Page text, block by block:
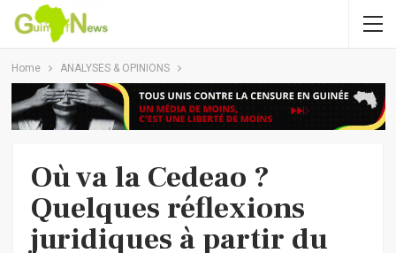
Home ANALYSES & OPINIONS
Où va la Cedeao ?
Quelques réflexions
juridiques à partir du